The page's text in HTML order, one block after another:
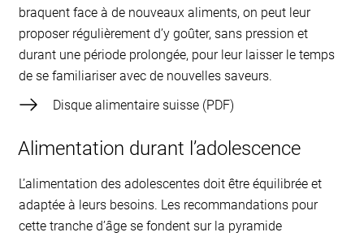
braquent face à de nouveaux aliments, on peut leur
proposer régulièrement d’y goûter, sans pression et
durant une période prolongée, pour leur laisser le temps
de se familiariser avec de nouvelles saveurs.
Disque alimentaire suisse
Alimentation durant l’adolescence
L’alimentation des adolescentes doit être équilibrée et
adaptée à leurs besoins. Les recommandations pour
cette tranche d’âge se fondent sur la pyramide